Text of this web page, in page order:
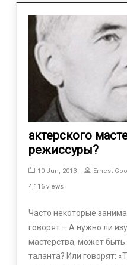
актерского
режиссуры?
10 Jun, 2013 Ernest
4,116 views
Часто некоторые
говорят – А нужно ли
мастерства, может быть
таланта? Или говорят: